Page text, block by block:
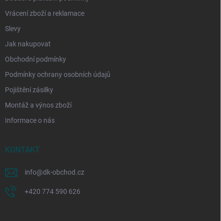
Vrácení zboží a reklamace
Slevy
Jak nakupovat
Obchodní podmínky
Podmínky ochrany osobních údajů
Pojištění zásilky
Montáž a výnos zboží
Informace o nás
KONTAKT
info@dk-obchod.cz
+420 774 590 626